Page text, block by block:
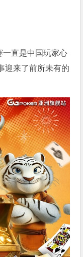
一直是中国玩家心
迎来了前所未有的